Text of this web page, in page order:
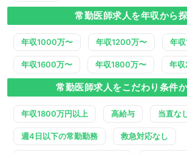
常勤医師求人を年収から
年収1000万〜 年収1200万〜 年
年収1600万〜 年収1800万〜 年
常勤医師求人をこだわり条件
年収1800万円以上 高給与 当直な
週4日以下の常勤勤務 救急対応なし